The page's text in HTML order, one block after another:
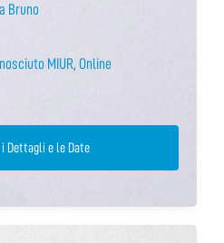
Bruno
MIUR, Online
Dettagli e le Date